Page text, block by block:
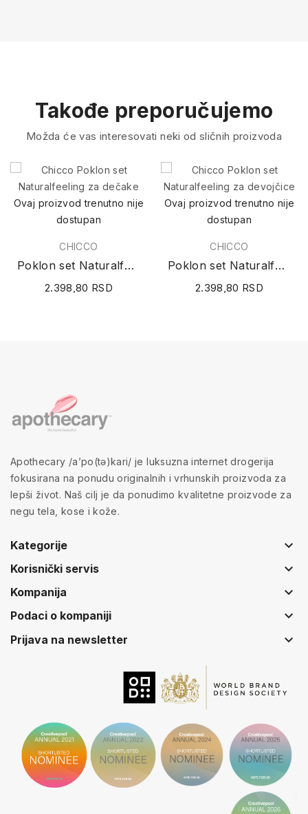
Takođe preporučujemo
Možda će vas interesovati neki od sličnih proizvoda
Ovaj proizvod trenutno nije
dostupan
CHICCO
Poklon set Naturalfeeling za dečake
2.398,80 RSD
Ovaj proizvod trenutno nije
dostupan
CHICCO
Poklon set Naturalfeeling za devojčice
2.398,80 RSD
Apothecary /a’po(tə)kari/ je luksuzna internet drogerija
fokusirana na ponudu originalnih i vrhunskih proizvoda za
lepši život. Naš cilj je da ponudimo kvalitetne proizvode za
negu tela, kose i kože.
Kategorije keyboard_arrow_down
Korisnički servis keyboard_arrow_down
Kompanija keyboard_arrow_down
Podaci o kompaniji keyboard_arrow_down
Prijava na newsletter keyboard_arrow_down